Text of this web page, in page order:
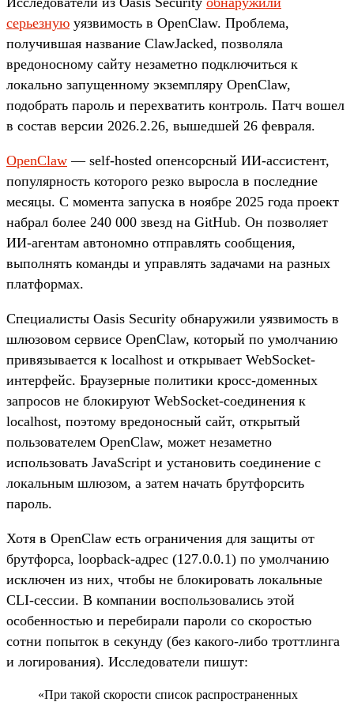
серьезную уязвимость в OpenClaw. Проблема,
получившая название ClawJacked, позволяла
вредоносному сайту незаметно подключиться к
локально запущенному экземпляру OpenClaw,
подобрать пароль и перехватить контроль. Патч вошел
в состав версии 2026.2.26, вышедшей 26 февраля.
OpenClaw — self-hosted опенсорсный ИИ-ассистент,
популярность которого резко выросла в последние
месяцы. С момента запуска в ноябре 2025 года проект
набрал более 240 000 звезд на GitHub. Он позволяет
ИИ-агентам автономно отправлять сообщения,
выполнять команды и управлять задачами на разных
платформах.
Специалисты Oasis Security обнаружили уязвимость в
шлюзовом сервисе OpenClaw, который по умолчанию
привязывается к localhost и открывает WebSocket-
интерфейс. Браузерные политики кросс-доменных
запросов не блокируют WebSocket-соединения к
localhost, поэтому вредоносный сайт, открытый
пользователем OpenClaw, может незаметно
использовать JavaScript и установить соединение с
локальным шлюзом, а затем начать брутфорсить
пароль.
Хотя в OpenClaw есть ограничения для защиты от
брутфорса, loopback-адрес (127.0.0.1) по умолчанию
исключен из них, чтобы не блокировать локальные
CLI-сессии. В компании воспользовались этой
особенностью и перебирали пароли со скоростью
сотни попыток в секунду (без какого-либо троттлинга
и логирования). Исследователи пишут:
«При такой скорости список распространенных